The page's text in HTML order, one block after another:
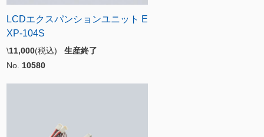
LCDエクスパンションユニット E
XP-104S
\11,000(税込) 生産終了
No. 10580